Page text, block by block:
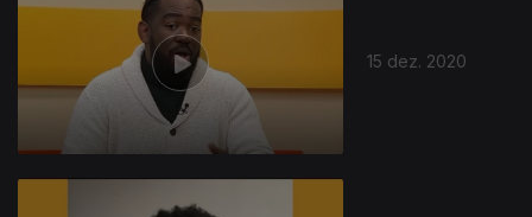
15 dez. 2020